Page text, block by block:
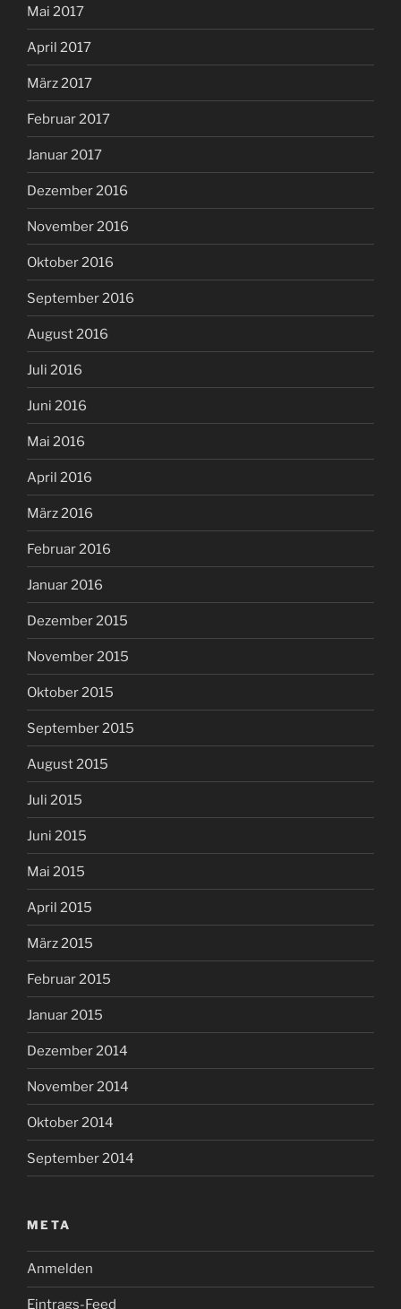
Mai 2017
April 2017
März 2017
Februar 2017
Januar 2017
Dezember 2016
November 2016
Oktober 2016
September 2016
August 2016
Juli 2016
Juni 2016
Mai 2016
April 2016
März 2016
Februar 2016
Januar 2016
Dezember 2015
November 2015
Oktober 2015
September 2015
August 2015
Juli 2015
Juni 2015
Mai 2015
April 2015
März 2015
Februar 2015
Januar 2015
Dezember 2014
November 2014
Oktober 2014
September 2014
META
Anmelden
Eintrags-Feed